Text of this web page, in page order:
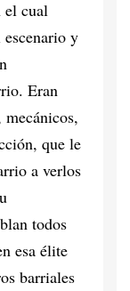
el cual
escenario y
Eran
mecánicos,
que le
a verlos
todos
esa élite
barriales